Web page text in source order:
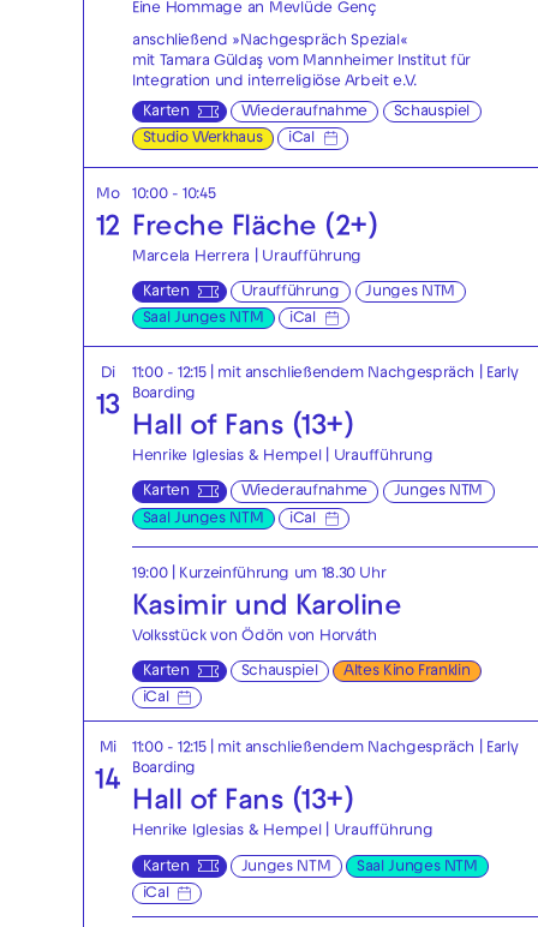
Eine Hommage an Mevlüde Genç
anschließend »Nachgespräch Spezial«
mit Tamara Güldaş vom Mannheimer Institut für
Integration und interreligiöse Arbeit e.V.
Karten Wiederaufnahme
Schauspiel
Studio Werkhaus
iCal
Mo
12
10:00 - 10:45
Freche Fläche (2+)
Marcela Herrera | Uraufführung
Karten Uraufführung
Junges NTM
Saal Junges NTM
iCal
Di
13
11:00 - 12:15 | mit anschließendem Nachgespräch
Early
Boarding
Hall of Fans (13+)
Henrike Iglesias & Hempel | Uraufführung
Karten Wiederaufnahme
Junges NTM
Saal Junges NTM
iCal
19:00 | Kurzeinführung um 18.30 Uhr
Kasimir und Karoline
Volksstück von Ödön von Horváth
Karten Schauspiel
Altes Kino Franklin
iCal
Mi
14
11:00 - 12:15 | mit anschließendem Nachgespräch | Early
Boarding
Hall of Fans (13+)
Henrike Iglesias & Hempel | Uraufführung
Karten Junges NTM
Saal Junges NTM
iCal